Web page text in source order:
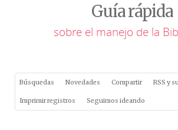
Guía rápida
sobre el manejo de la
Búsquedas Novedades Compartir RSS y
Imprimir registros Seguimos ideando